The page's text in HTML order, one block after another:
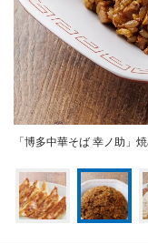
「博多中華そば 幸ノ助」